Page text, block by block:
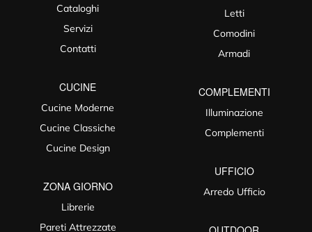
Cataloghi
Servizi
Contatti
CUCINE
Cucine Moderne
Cucine Classiche
Cucine Design
ZONA GIORNO
Librerie
Pareti Attrezzate
Letti
Comodini
Armadi
COMPLEMENTI
Illuminazione
Complementi
UFFICIO
Arredo Ufficio